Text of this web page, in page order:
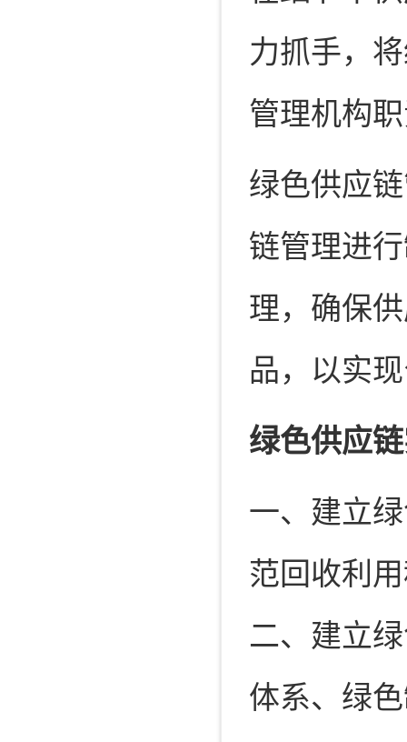
力抓手，
管理机构
绿色供应
链管理进
理，确保
品，以实
绿色供应
一、建立
范回收利
二、建立
体系、绿